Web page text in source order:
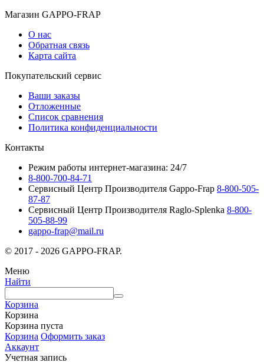
Магазин GAPPO-FRAP
О нас
Обратная связь
Карта сайта
Покупательский сервис
Ваши заказы
Отложенные
Список сравнения
Политика конфиденциальности
Контакты
Режим работы интернет-магазина: 24/7
8-800-700-84-71
Сервисный Центр Производителя Gappo-Frap 8-800-505-
87-87
Сервисный Центр Производителя Raglo-Splenka 8-800-
505-88-99
gappo-frap@mail.ru
© 2017 - 2026 GAPPO-FRAP.
Меню
Найти
Корзина
Корзина
Корзина пуста
Корзина Оформить заказ
Аккаунт
Учетная запись